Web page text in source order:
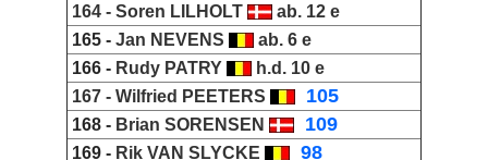
164 - Soren LILHOLT
ab. 12 e
165 - Jan NEVENS
ab. 6 e
166 - Rudy PATRY
h.d. 10 e
167 - Wilfried PEETERS 105
168 - Brian SORENSEN 109
169 - Rik VAN SLYCKE 98